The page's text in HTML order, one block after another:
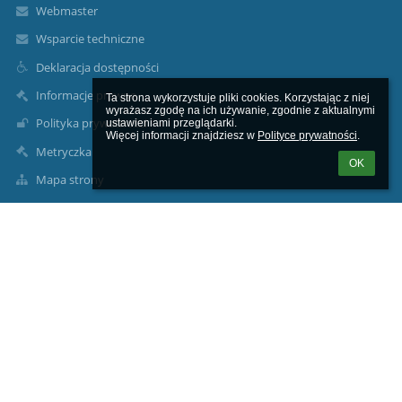
Ta strona wykorzystuje pliki cookies. Korzystając z niej
wyrażasz zgodę na ich używanie, zgodnie z aktualnymi
ustawieniami przeglądarki.
Więcej informacji znajdziesz w Polityce prywatności.
OK
Webmaster
Wsparcie techniczne
Deklaracja dostępności
Informacje prawne
Polityka prywatności
Metryczka
Mapa strony
O nas